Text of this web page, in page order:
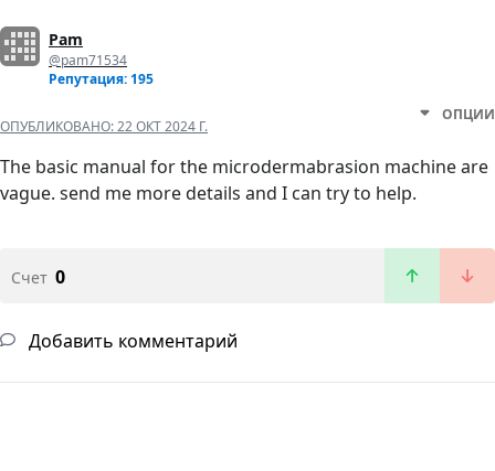
Pam
@pam71534
Репутация: 195
ОПУБЛИКОВАНО:22 ОКТ 2024 Г.
ОПЦИИ
The basic manual for the microdermabrasion machine are
vague. send me more details and I can try to help.
Счет 0
Добавить комментарий